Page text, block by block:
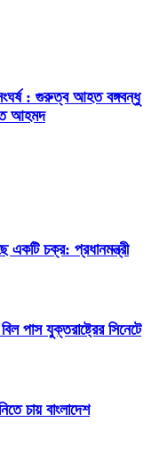
: গুরুত্ব আহত বঙ্গবন্ধু
আহমদ
একটি চক্র: প্রধানমন্ত্রী
পাস যুক্তরাষ্ট্রের সিনেটে
চায় বাংলাদেশ